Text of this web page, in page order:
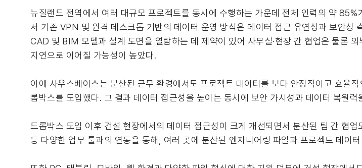
뉴질랜드 전역에서 여러 대규모 프로젝트를 동시에 수행하는 가운데 전체 인력의 약
서 기존 VPN 및 원격 데스크톱 기반의 데이터 운영 방식은 데이터 접근 유연성과 보안성
CAD 및 BIM 모델과 설계 도면을 열람하는 데 제약이 있어 사무실·현장 간 협업은 물론
지연으로 이어질 가능성이 높았다.
이에 사우스베이스는 분산된 근무 환경에서도 프로젝트 데이터를 보다 안정적이고 효율
롭박스를 도입했다. 그 결과 데이터 접근성을 높이는 동시에 보안 가시성과 데이터 복원
드롭박스 도입 이후 건설 현장에서의 데이터 접근성이 크게 개선되면서 분산된 팀 간 협
등 다양한 업무 툴과의 연동을 통해, 여러 곳에 분산된 엔지니어링 파일과 프로젝트 데이